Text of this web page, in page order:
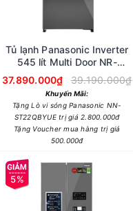
Tủ lạnh Panasonic Inverter
545 lít Multi Door NR-
YW590XJKV
37.890.000₫ 39.190.000₫
Khuyến Mãi:
Tặng Lò vi sóng Panasonic NN-
ST22QBYUE trị giá 2.800.000đ
Tặng Voucher mua hàng trị giá
500.000đ
5%